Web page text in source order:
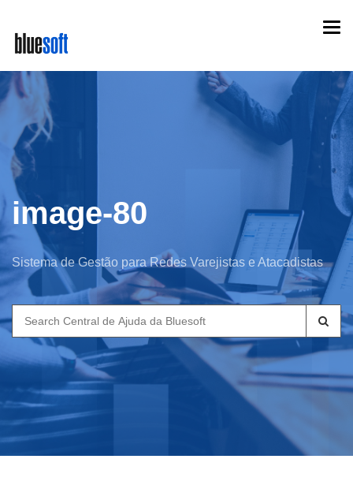
main
content
image-80
Sistema de Gestão para Redes Varejistas e Atacadistas
Search
for: